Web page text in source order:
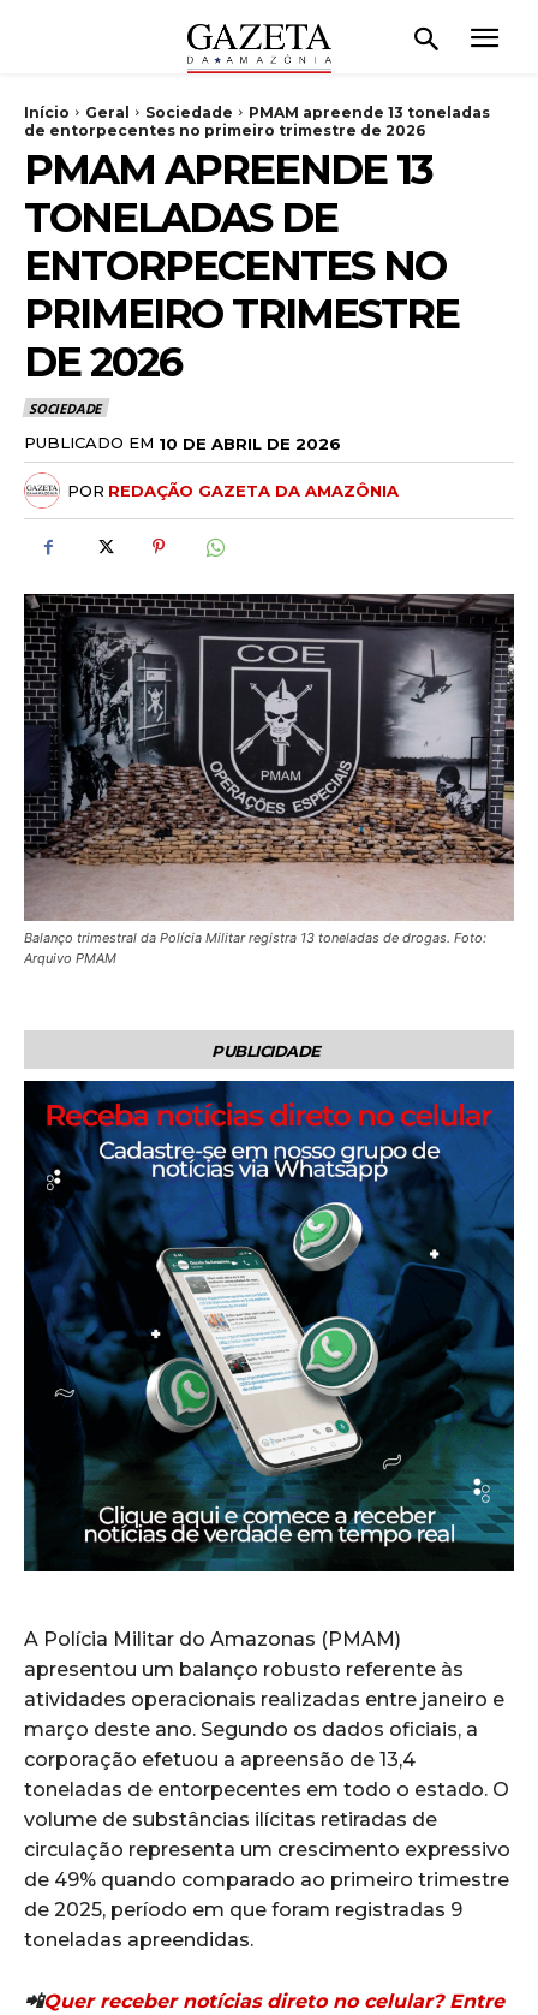
Início Geral Sociedade
PMAM apreende 13 toneladas
de entorpecentes no primeiro trimestre de 2026
PMAM APREENDE 13
TONELADAS DE
ENTORPECENTES NO
PRIMEIRO TRIMESTRE
DE 2026
SOCIEDADE
PUBLICADO EM 10 DE ABRIL DE 2026
POR REDAÇÃO GAZETA DA AMAZÔNIA
Balanço trimestral da Polícia Militar registra 13 toneladas de drogas. Foto:
Arquivo PMAM
PUBLICIDADE
A Polícia Militar do Amazonas (PMAM)
apresentou um balanço robusto referente às
atividades operacionais realizadas entre janeiro e
março deste ano. Segundo os dados oficiais, a
corporação efetuou a apreensão de 13,4
toneladas de entorpecentes em todo o estado. O
volume de substâncias ilícitas retiradas de
circulação representa um crescimento expressivo
de 49% quando comparado ao primeiro trimestre
de 2025, período em que foram registradas 9
toneladas apreendidas.
📲Quer receber notícias direto no celular? Entre